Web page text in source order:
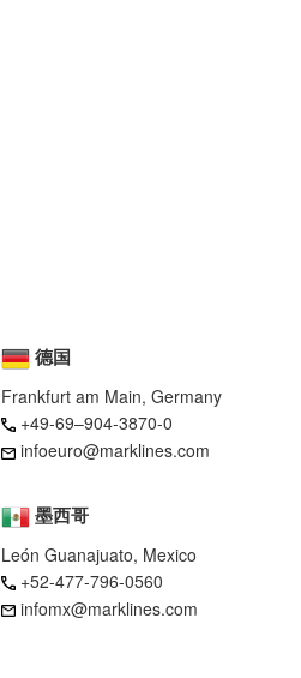
墨西哥
León Guanajuato, Mexico
+52-477-796-0560
infomx@marklines.com
德国
Frankfurt am Main, Germany
+49-69–904-3870-0
infoeuro@marklines.com